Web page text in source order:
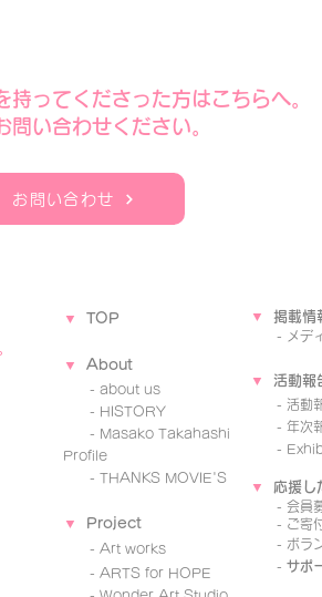
ってくださった方はこちらへ。
問い合わせください。
お問い合わせ
▼ TOP
▼ About
- about us
- ​HISTORY
- Masako Takahashi
Profile
- THANKS MOVIE'S
▼ Project
- Art works
- ARTS for HOPE
▼ 掲載情
- メデ
▼ 活動報
- 活動
- 年次
-
▼ 応援し
- 会員
- ご寄
- ボラ
- サポ